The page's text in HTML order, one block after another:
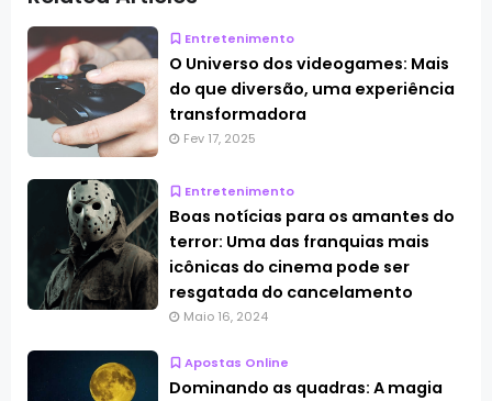
Entretenimento
O Universo dos videogames: Mais
do que diversão, uma experiência
transformadora
Fev 17, 2025
Entretenimento
Boas notícias para os amantes do
terror: Uma das franquias mais
icônicas do cinema pode ser
resgatada do cancelamento
Maio 16, 2024
Apostas Online
Dominando as quadras: A magia